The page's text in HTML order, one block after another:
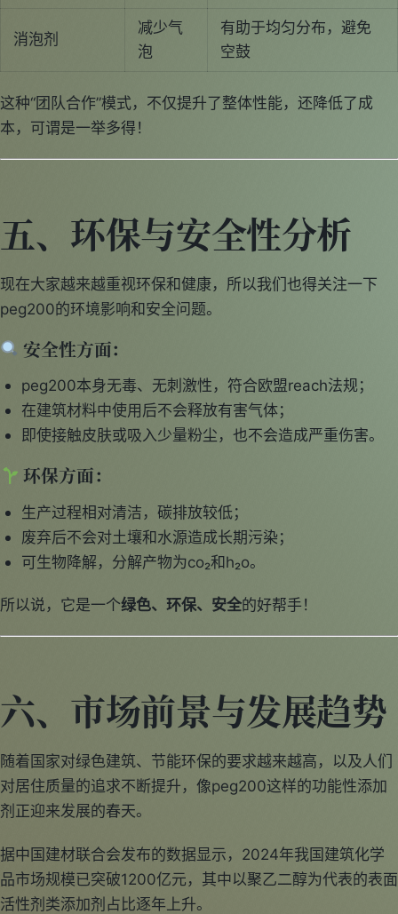
消泡剂
减少气
泡
有助于均匀分布，避免
空鼓
这种“团队合作”模式，不仅提升了整体性能，还降低了成
本，可谓是一举多得！
五、环保与安全性分析
现在大家越来越重视环保和健康，所以我们也得关注一下
peg200的环境影响和安全问题。
安全性方面：
peg200本身无毒、无刺激性，符合欧盟reach法规；
在建筑材料中使用后不会释放有害气体；
即使接触皮肤或吸入少量粉尘，也不会造成严重伤害。
环保方面：
生产过程相对清洁，碳排放较低；
废弃后不会对土壤和水源造成长期污染；
可生物降解，分解产物为co₂和h₂o。
所以说，它是一个绿色、环保、安全的好帮手！
六、市场前景与发展趋势
随着国家对绿色建筑、节能环保的要求越来越高，以及人们
对居住质量的追求不断提升，像peg200这样的功能性添加
剂正迎来发展的春天。
据中国建材联合会发布的数据显示，2024年我国建筑化学
品市场规模已突破1200亿元，其中以聚乙二醇为代表的表面
活性剂类添加剂占比逐年上升。